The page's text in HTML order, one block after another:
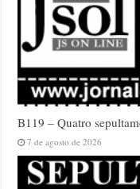
B119 – Quatro
7 de agosto de 2026